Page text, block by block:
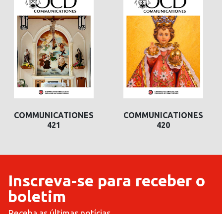
COMMUNICATIONES
421
COMMUNICATIONES
420
Inscreva-se para receber o
boletim